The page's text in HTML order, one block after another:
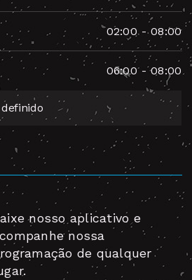
02:00-08:00
06:00-08:00
nosso aplicativo e
nossa
de qualquer